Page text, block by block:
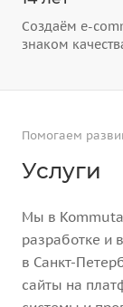
Создаём e-
знаком
Помогаем
Услуги
Мы в
разработке и
в Санкт-
сайты на